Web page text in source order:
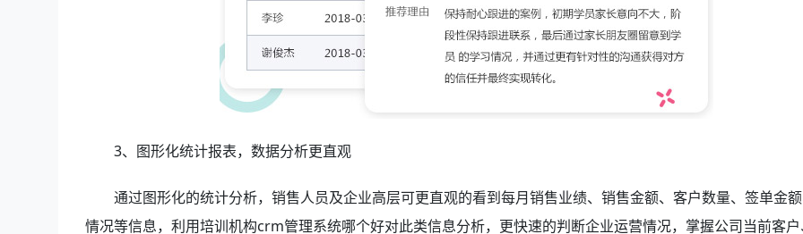
3、图形化统计报表，数据分析更直观
通过图形化的统计分析，销售人员及企业高层可更直观的看到每月销售业绩、销售金额、客户数量、签单金
情况等信息，利用培训机构crm管理系统哪个好对此类信息分析，更快速的判断企业运营情况，掌握公司当前客